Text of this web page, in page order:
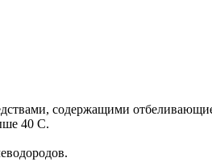
содержащими
40 С.